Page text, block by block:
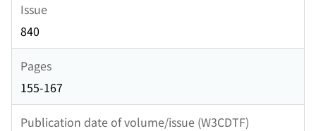
Issue
840
Pages
155-167
Publication date of volume/issue (W3CDTF)